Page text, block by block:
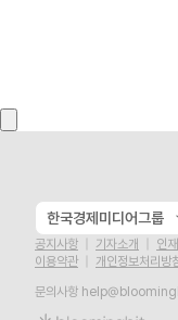
한국경제미디어그룹
공지사항 기자소개 인
이용약관
개인정보처리방
문의사항